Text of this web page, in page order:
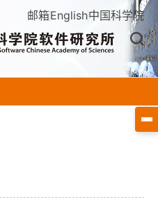
邮箱English中国科学院